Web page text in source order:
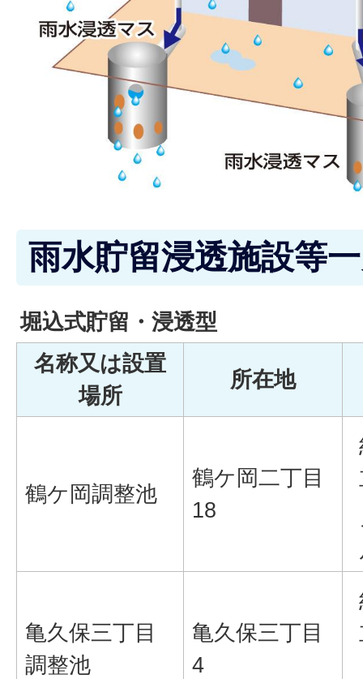
雨水貯留浸透施設等
堀込式貯留・浸透型
名称又は設置
場所
所在地
鶴ケ岡調整池
鶴ケ岡二丁目
18
亀久保三丁目
調整池
亀久保三丁目
4